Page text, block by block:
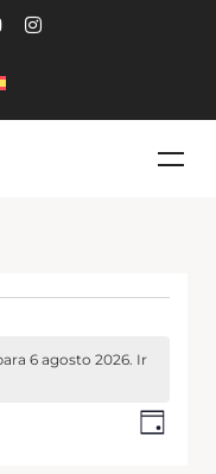
6 agosto 2026. Ir
de
Día